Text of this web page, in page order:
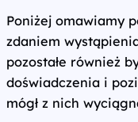
Poniżej omawiamy
zdaniem
pozostałe również
doświadczenia i
mógł z nich